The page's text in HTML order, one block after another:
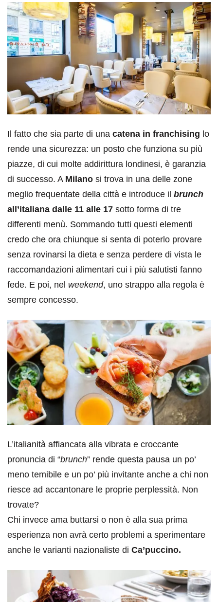
Il fatto che sia parte di una catena in franchising lo
rende una sicurezza: un posto che funziona su più
piazze, di cui molte addirittura londinesi, è garanzia
di successo. A Milano si trova in una delle zone
meglio frequentate della città e introduce il brunch
all’italiana dalle 11 alle 17 sotto forma di tre
differenti menù. Sommando tutti questi elementi
credo che ora chiunque si senta di poterlo provare
senza rovinarsi la dieta e senza perdere di vista le
raccomandazioni alimentari cui i più salutisti fanno
fede. E poi, nel weekend, uno strappo alla regola è
sempre concesso.
L’italianità affiancata alla vibrata e croccante
pronuncia di “brunch” rende questa pausa un po’
meno temibile e un po’ più invitante anche a chi non
riesce ad accantonare le proprie perplessità. Non
trovate?
Chi invece ama buttarsi o non è alla sua prima
esperienza non avrà certo problemi a sperimentare
anche le varianti nazionaliste di Ca’puccino.